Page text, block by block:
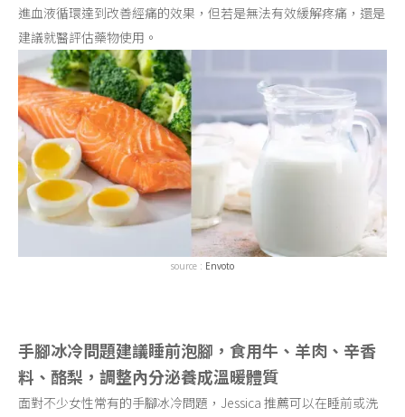
進血液循環達到改善經痛的效果，但若是無法有效緩解疼痛，還是
建議就醫評估藥物使用。
source : Envoto
手腳冰冷問題建議睡前泡腳，食用牛、羊肉、辛香
料、酪梨，調整內分泌養成溫暖體質
面對不少女性常有的手腳冰冷問題，Jessica 推薦可以在睡前或洗